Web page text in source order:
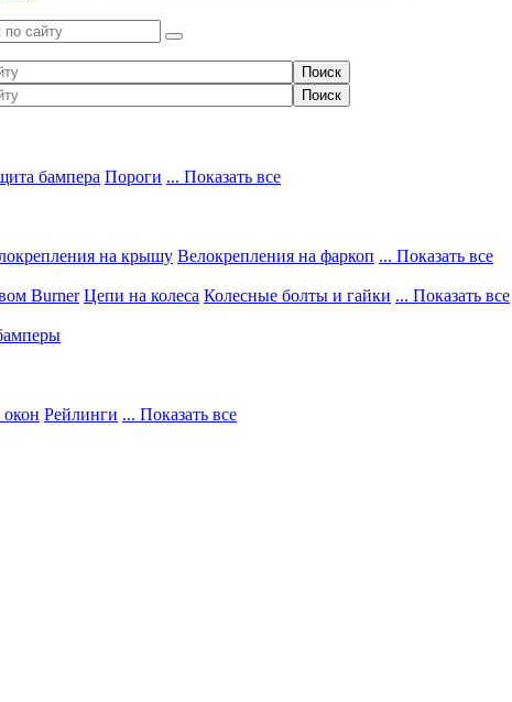
бампера Пороги ... Показать все
на крышу Велокрепления на фаркоп ... Показать все
Burner Цепи на колеса Колесные болты и гайки ... Показать все
Рейлинги ... Показать все